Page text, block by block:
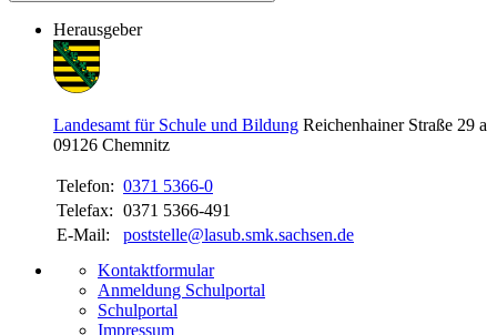
Herausgeber
Landesamt für Schule und Bildung Reichenhainer Straße 29 a
09126 Chemnitz
Telefon: 0371 5366-0
Telefax: 0371 5366-491
E-Mail:
poststelle@lasub.smk.sachsen.de
Kontaktformular
Anmeldung Schulportal
Schulportal
Impressum